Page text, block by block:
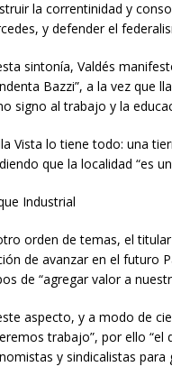
la correntinidad y
y defender el
sintonía, Valdés
Bazzi”, a la vez que
signo al trabajo y la
Vista lo tiene todo: una
que la localidad “es
Industrial
orden de temas, el
de avanzar en el futuro
de “agregar valor a
aspecto, y a modo de
trabajo”, por ello
y sindicalistas para